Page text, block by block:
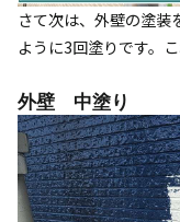
さて次は、外壁の塗装
ように3回塗りです。
外壁 中塗り